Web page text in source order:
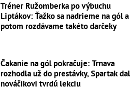
Tréner Ružomberka po výbuchu
Liptákov: Ťažko sa nadrieme na gól a
potom rozdávame takéto darčeky
Čakanie na gól pokračuje: Trnava
rozhodla už do prestávky, Spartak dal
nováčikovi tvrdú lekciu